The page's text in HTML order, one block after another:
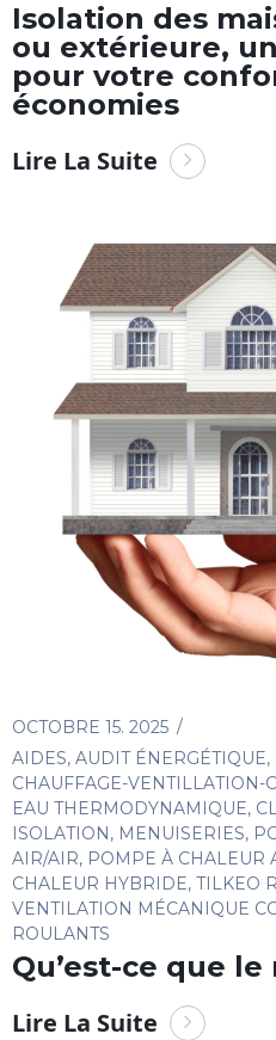
Isolation des
ou extérieure,
pour votre
économies
Lire La Suite
OCTOBRE 15. 2025
AIDES, AUDIT ÉNERGÉTIQUE,
CHAUFFAGE-VENTILLATION-
EAU THERMODYNAMIQUE,
ISOLATION, MENUISERIES,
AIR/AIR, POMPE À CHALEUR
CHALEUR HYBRIDE, TILKEO
VENTILATION MÉCANIQUE
ROULANTS
Qu’est-ce que
Lire La Suite